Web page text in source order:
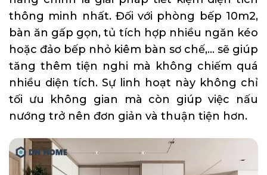
thông minh nhất. Đối với phòng bếp 10m2,
bàn ăn gấp gọn, tủ tích hợp nhiều ngăn kéo
hoặc đảo bếp nhỏ kiêm bàn sơ chế,… sẽ giúp
tăng thêm tiện nghi mà không chiếm quá
nhiều diện tích. Sự linh hoạt này không chỉ
tối ưu không gian mà còn giúp việc nấu
nướng trở nên đơn giản và thuận tiện hơn.